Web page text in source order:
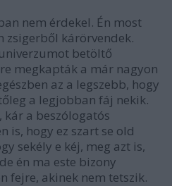
nem érdekel. Én most
zsigerből kárörvendek.
betöltő
megkapták a már nagyon
az a legszebb, hogy
a legjobban fáj nekik.
a beszólogatós
is, hogy ez szart se old
sekély e kéj, meg azt is,
én ma este bizony
fejre, akinek nem tetszik.